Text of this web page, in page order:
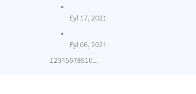
Eyl 17, 2021
Eyl 06, 2021
12345678910...